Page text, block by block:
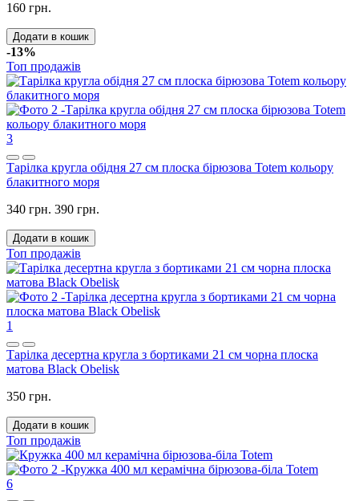
160 грн.
Додати в кошик
-13%
Топ продажів
3
Тарілка кругла обідня 27 см плоска бірюзова Totem кольору
блакитного моря
340 грн. 390 грн.
Додати в кошик
Топ продажів
1
Тарілка десертна кругла з бортиками 21 см чорна плоска
матова Black Obelisk
350 грн.
Додати в кошик
Топ продажів
6